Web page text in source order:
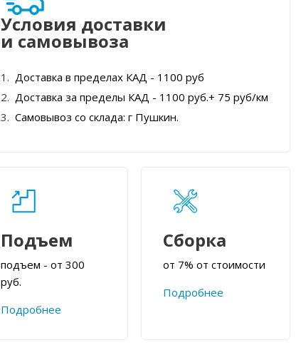
Условия доставки
и самовывоза
Доставка в пределах КАД - 1100 руб
Доставка за пределы КАД - 1100 руб.+ 75 руб/км
Самовывоз со склада: г Пушкин.
Подъем
подъем - от 300
руб.
Подробнее
Сборка
от 7% от стоимости
Подробнее